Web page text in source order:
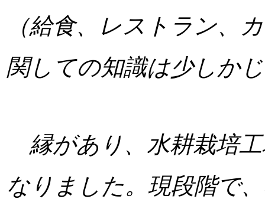
（給食、レストラン、
関しての知識は少しか
縁があり、水耕栽培工
なりました。現段階で